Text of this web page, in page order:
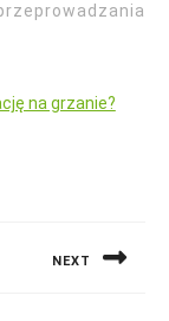
na grzanie?
NEXT